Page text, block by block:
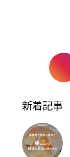
新着記事